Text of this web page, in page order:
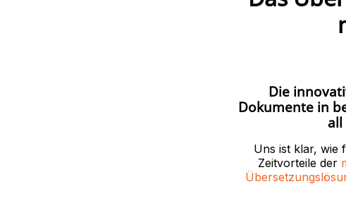
Die
Dokumente in
all
Uns ist klar, wie
Zeitvorteile der